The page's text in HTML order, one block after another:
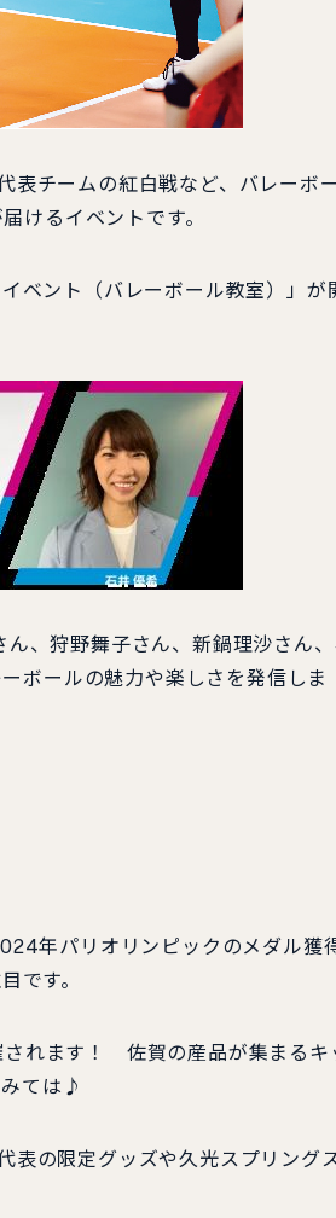
チームの紅白戦など、バレーボ
届けるイベントです。
ベント（バレーボール教室）」が
、狩野舞子さん、新鍋理沙さん
ボールの魅力や楽しさを発信しま
年パリオリンピックのメダル獲
です。
されます！ 佐賀の産品が集まるキ
ては♪
の限定グッズや久光スプリング